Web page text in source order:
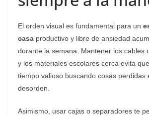
​El orden visual es fundamental para un
casa productivo y libre de ansiedad
durante la semana. Mantener los cables
y los materiales escolares cerca evita
tiempo valioso buscando cosas perdidas
desorden.
Asimismo, usar cajas o separadores te